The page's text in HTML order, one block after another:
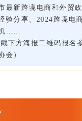
最新跨境电商和外贸
验分享、2024跨境电
……
下方海报二维码报名
会）